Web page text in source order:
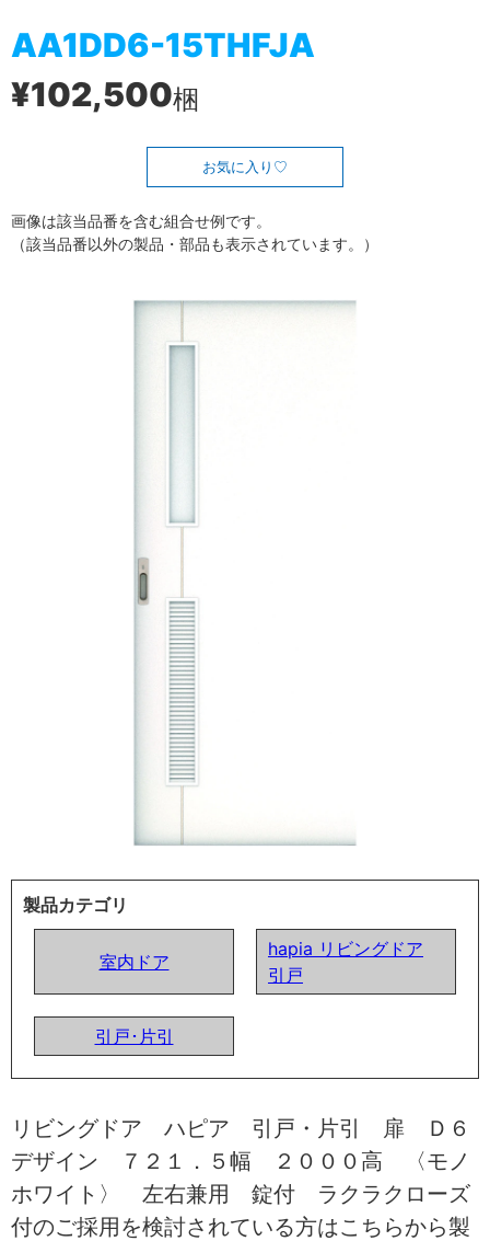
AA1DD6-15THFJA
¥102,500梱
お気に入り
画像は該当品番を含む組合せ例です。
（該当品番以外の製品・部品も表示されています。）
製品カテゴリ
室内ドア
hapia リビングドア
引戸
引戸･片引
リビングドア ハピア 引戸・片引 扉 Ｄ６
デザイン ７２１．５幅 ２０００高 〈モノ
ホワイト〉 左右兼用 錠付 ラクラクローズ
付のご採用を検討されている方はこちらから製